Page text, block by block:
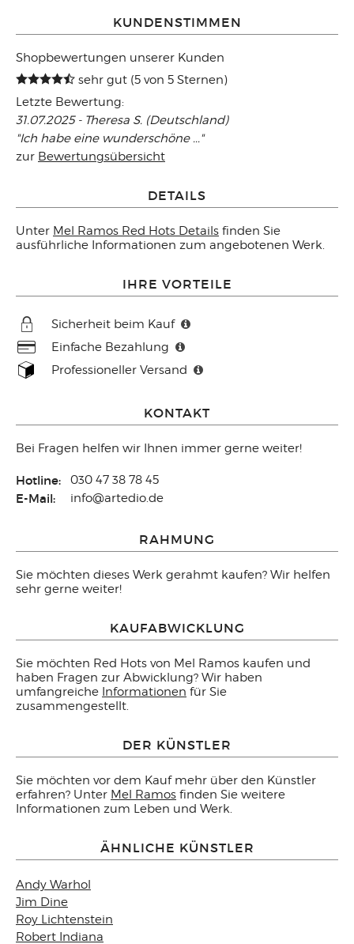
KUNDENSTIMMEN
Shopbewertungen unserer Kunden
sehr gut (5 von 5 Sternen)
Letzte Bewertung:
31.07.2025 - Theresa S. (Deutschland)
"Ich habe eine wunderschöne ..."
zur Bewertungsübersicht
DETAILS
Unter Mel Ramos Red Hots Details finden Sie
ausführliche Informationen zum angebotenen Werk.
IHRE VORTEILE
Sicherheit beim Kauf
Einfache Bezahlung
Professioneller Versand
KONTAKT
Bei Fragen helfen wir Ihnen immer gerne weiter!
Hotline: 030 47 38 78 45
E-Mail: info@artedio.de
RAHMUNG
Sie möchten dieses Werk gerahmt kaufen? Wir helfen
sehr gerne weiter!
KAUFABWICKLUNG
Sie möchten Red Hots von Mel Ramos kaufen und
haben Fragen zur Abwicklung? Wir haben
umfangreiche Informationen für Sie
zusammengestellt.
DER KÜNSTLER
Sie möchten vor dem Kauf mehr über den Künstler
erfahren? Unter Mel Ramos finden Sie weitere
Informationen zum Leben und Werk.
ÄHNLICHE KÜNSTLER
Andy Warhol
Jim Dine
Roy Lichtenstein
Robert Indiana